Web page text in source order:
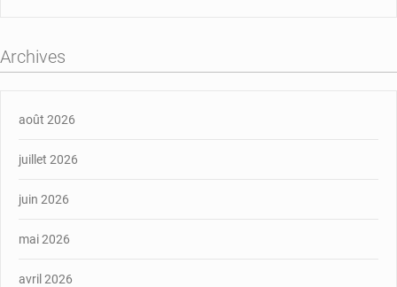
Archives
août 2026
juillet 2026
juin 2026
mai 2026
avril 2026